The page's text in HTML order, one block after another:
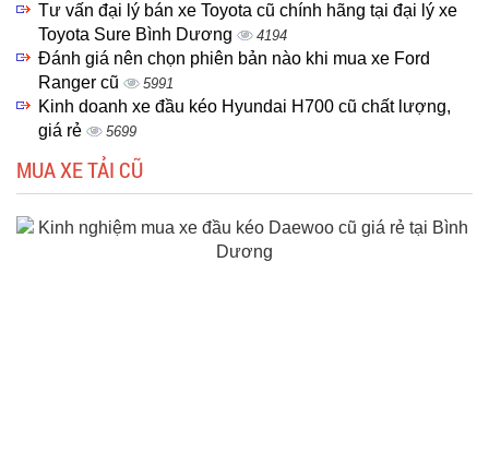
Tư vấn đại lý bán xe Toyota cũ chính hãng tại đại lý xe
Toyota Sure Bình Dương
4194
Đánh giá nên chọn phiên bản nào khi mua xe Ford
Ranger cũ
5991
Kinh doanh xe đầu kéo Hyundai H700 cũ chất lượng,
giá rẻ
5699
MUA XE TẢI CŨ